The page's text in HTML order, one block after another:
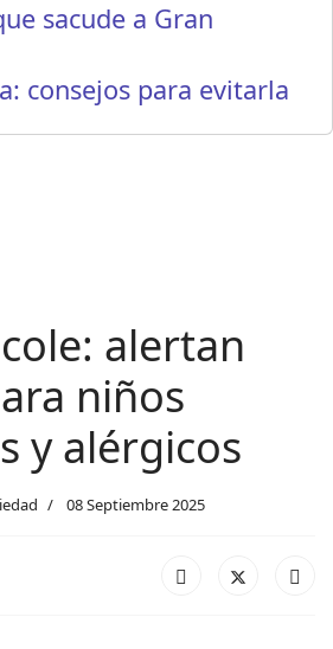
sacude a Gran
consejos para evitarla
alertan
niños
y alérgicos
08 Septiembre 2025